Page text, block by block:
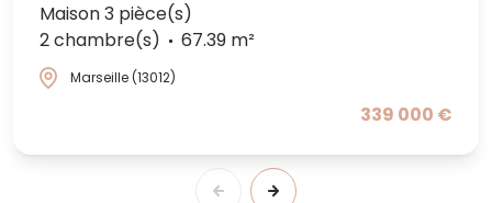
Maison 3 pièce(s)
2 chambre(s)
67.39 m²
Marseille (13012)
339 000 €